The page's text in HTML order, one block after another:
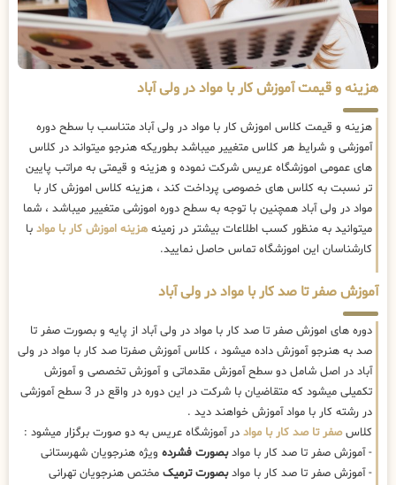
هزینه و قیمت آموزش کار با مواد در ولی آباد
هزینه و قیمت کلاس اموزش کار با مواد در ولی آباد متناسب با سطح دوره
آموزشی و شرایط هر کلاس متغییر میباشد بطوریکه هنرجو میتواند در کلاس
های عمومی اموزشگاه عریس شرکت نموده و هزینه و قیمتی به مراتب پایین
تر نسبت به کلاس های خصوصی پرداخت کند ، هزینه کلاس اموزش کار با
مواد در ولی آباد همچنین با توجه به سطح دوره اموزشی متغییر میباشد ، شما
میتوانید به منظور کسب اطلاعات بیشتر در زمینه هزینه اموزش کار با مواد با
کارشناسان این اموزشگاه تماس حاصل نمایید.
آموزش صفر تا صد کار با مواد در ولی آباد
دوره های اموزش صفر تا صد کار با مواد در ولی آباد از پایه و بصورت صفر تا
صد به هنرجو آموزش داده میشود ، کلاس آموزش صفرتا صد کار با مواد در ولی
آباد در اصل شامل دو سطح آموزش مقدماتی و آموزش تخصصی و آموزش
تکمیلی میشود که متقاضیان با شرکت در این دوره در واقع در 3 سطح آموزشی
در رشته کار با مواد آموزش خواهند دید .
کلاسصفر تا صد کار با مواد در آموزشگاه عریس به دو صورت برگزار میشود :
- آموزش صفر تا صد کار با موادبصورت فشرده ویژه هنرجویان شهرستانی
- آموزش صفر تا صد کار با موادبصورت ترمیک مختص هنرجویان تهرانی